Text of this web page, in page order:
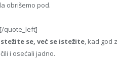
obrišemo pod.
quote_left]
se, već se istežite, kad god
i osećali jadno.